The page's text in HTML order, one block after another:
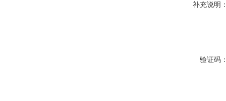
补充说明
验证码